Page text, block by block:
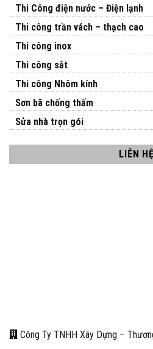
Thi Công điện nước – Điện lạnh
Thi công trần vách – thạch cao
Thi công inox
Thi công sắt
Thi công Nhôm kính
Sơn bã chống thấm
Sửa nhà trọn gói
LIÊN HỆ
Công Ty TNHH Xây Dựng –